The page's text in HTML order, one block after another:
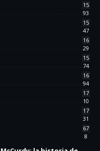
15
93
15
47
16
29
15
74
16
94
17
10
17
31
67
8